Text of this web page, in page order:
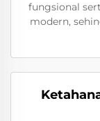
fungsional
modern,